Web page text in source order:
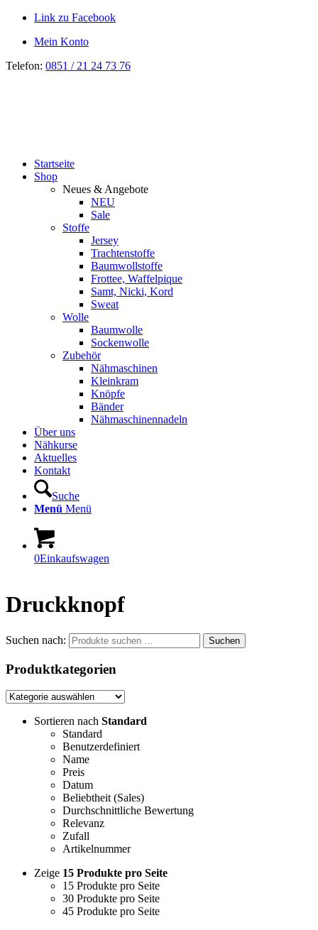
Link zu Facebook
Mein Konto
Telefon: 0851 / 21 24 73 76
Startseite
Shop
Neues & Angebote
NEU
Sale
Stoffe
Jersey
Trachtenstoffe
Baumwollstoffe
Frottee, Waffelpique
Samt, Nicki, Kord
Sweat
Wolle
Baumwolle
Sockenwolle
Zubehör
Nähmaschinen
Kleinkram
Knöpfe
Bänder
Nähmaschinennadeln
Über uns
Nähkurse
Aktuelles
Kontakt
Suche
Menü Menü
0Einkaufswagen
Druckknopf
Sortieren nach Standard
Standard
Benutzerdefiniert
Name
Preis
Datum
Beliebtheit (Sales)
Durchschnittliche Bewertung
Relevanz
Zufall
Artikelnummer
Zeige 15 Produkte pro Seite
15 Produkte pro Seite
30 Produkte pro Seite
45 Produkte pro Seite
Suchen nach: Suchen
Produktkategorien